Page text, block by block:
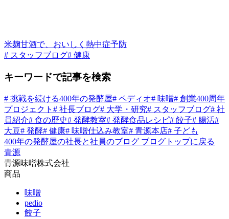
米麹甘酒で、おいしく熱中症予防
# スタッフブログ# 健康
キーワードで記事を検索
# 挑戦を続ける400年の発酵屋# ペディオ# 味噌# 創業400周年
プロジェクト # 社長ブログ# 大学・研究# スタッフブログ# 社
員紹介# 食の歴史# 発酵教室# 発酵食品レシピ# 餃子# 腸活#
大豆# 発酵# 健康# 味噌仕込み教室# 青源本店# 子ども
400年の発酵屋の社長と社員のブログ ブログトップに戻る
青源
青源味噌株式会社
商品
味噌
pedio
餃子